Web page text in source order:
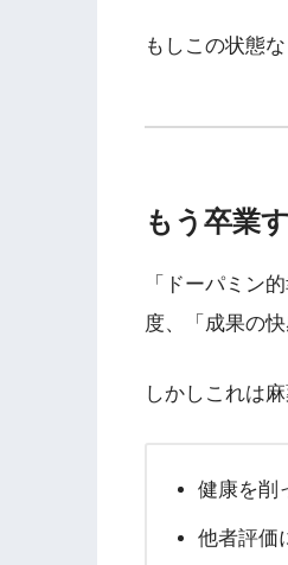
もしこの状態
もう卒業
「ドーパミン
度、「成果の
しかしこれは
健康を削
他者評